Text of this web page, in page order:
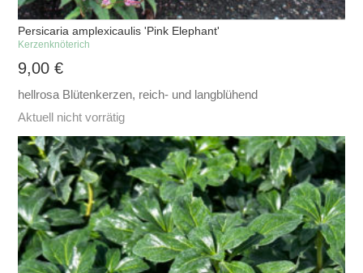
Persicaria amplexicaulis 'Pink Elephant'
Kerzenknöterich
9,00€
hellrosa Blütenkerzen, reich- und langblühend
Aktuell nicht vorrätig